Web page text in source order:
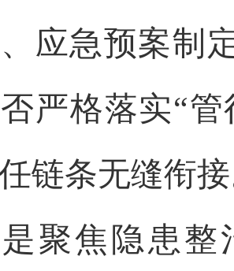
应急预案制
严格落实“
链条无缝衔
聚焦隐患整